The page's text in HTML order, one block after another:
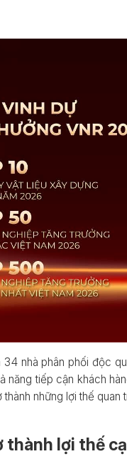
34 nhà phân phối độc
năng tiếp cận khách
những lợi thế
thành lợi thế